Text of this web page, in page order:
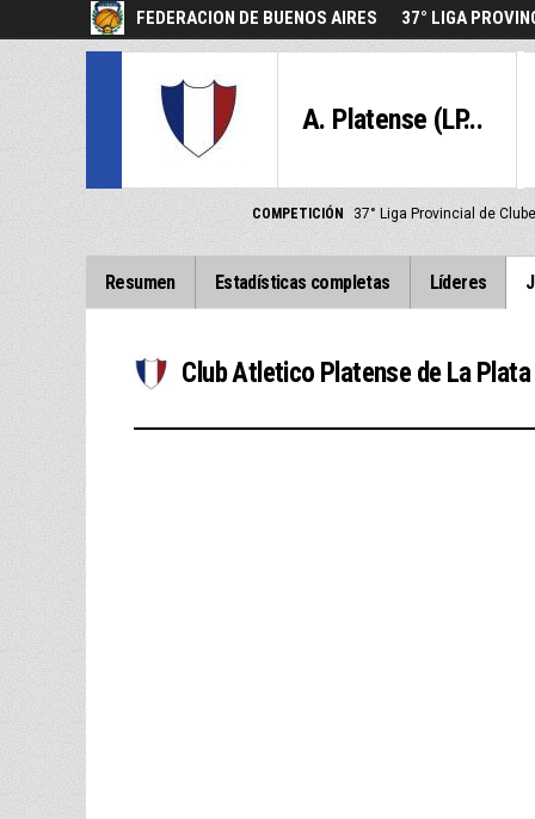
FEDERACION DE BUENOS AIRES 37° LIGA
A. Platense (LP...
COMPETICIÓN 37° Liga Provincial de
Resumen Estadísticas completas Líderes
Club Atletico Platense de La Plata